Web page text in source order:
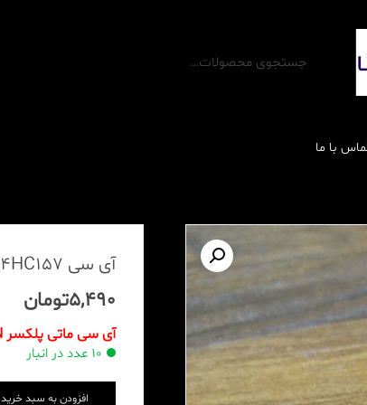
رله ها
محافظ برق و تجهیزات
با ما
آی سی 74HC157
5,490تومان
آی سی ماتی پلکسر 74HC157N اورجینال
10 عدد در انبار
افزودن به سبد خرید